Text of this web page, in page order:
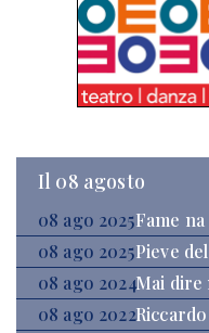
Il 08 agosto
08 ago 2025Fame
08 ago 2025Pieve
08 ago 2024Mai dire
08 ago 2022